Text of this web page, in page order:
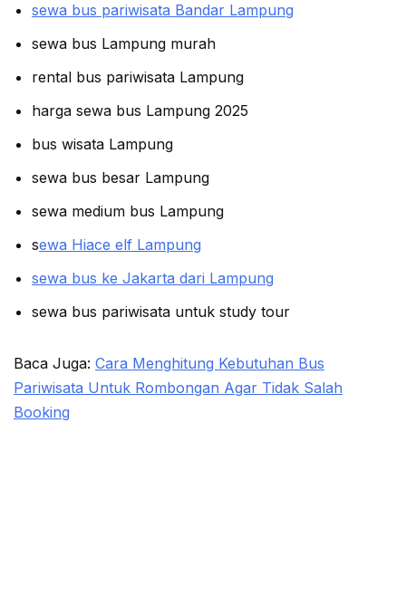
sewa bus pariwisata Bandar Lampung
sewa bus Lampung murah
rental bus pariwisata Lampung
harga sewa bus Lampung 2025
bus wisata Lampung
sewa bus besar Lampung
sewa medium bus Lampung
sewa Hiace elf Lampung
sewa bus ke Jakarta dari Lampung
sewa bus pariwisata untuk study tour
Baca Juga: Cara Menghitung Kebutuhan Bus
Pariwisata Untuk Rombongan Agar Tidak Salah
Booking